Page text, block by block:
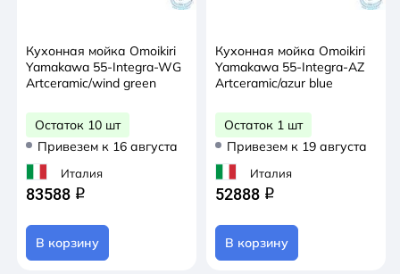
Кухонная мойка Omoikiri
Yamakawa 55-Integra-WG
Artceramic/wind green
Остаток 10 шт
Привезем к 16 августа
Италия
83588 q
В корзину
Кухонная мойка Omoikiri
Yamakawa 55-Integra-AZ
Artceramic/azur blue
Остаток 1 шт
Привезем к 19 августа
Италия
52888 q
В корзину